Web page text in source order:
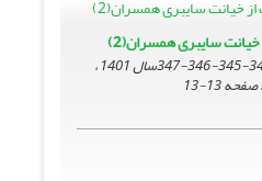
سایبری همسران(2)
دوره 31، فروردین تا تیرماه344-345-346-347سال 1401 ،
13-13